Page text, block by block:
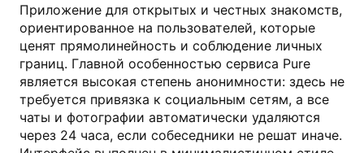
Приложение для открытых и честных знакомств,
ориентированное на пользователей, которые
ценят прямолинейность и соблюдение личных
границ. Главной особенностью сервиса Pure
является высокая степень анонимности: здесь не
требуется привязка к социальным сетям, а все
чаты и фотографии автоматически удаляются
через 24 часа, если собеседники не решат иначе.